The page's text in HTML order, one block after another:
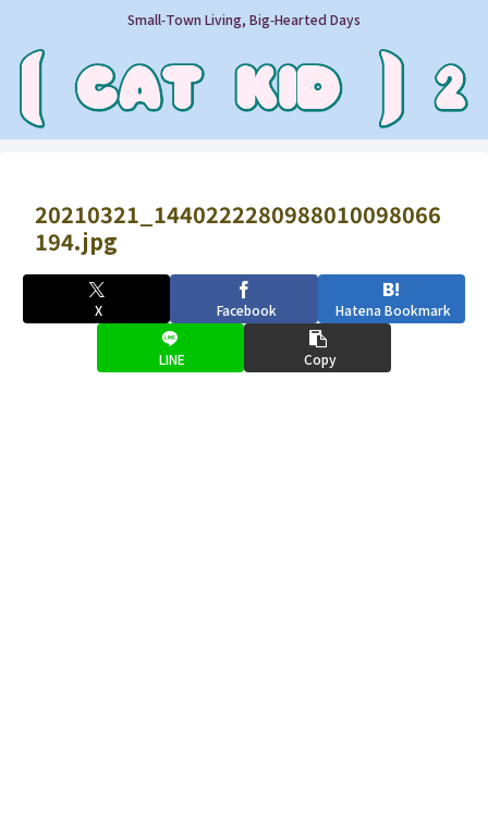
Small‑Town Living, Big‑Hearted Days
20210321_1440222280988010098066
194.jpg
X Facebook Hatena Bookmark
LINE Copy